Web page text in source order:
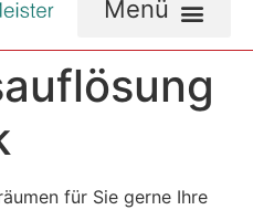
für Sie gerne Ihre